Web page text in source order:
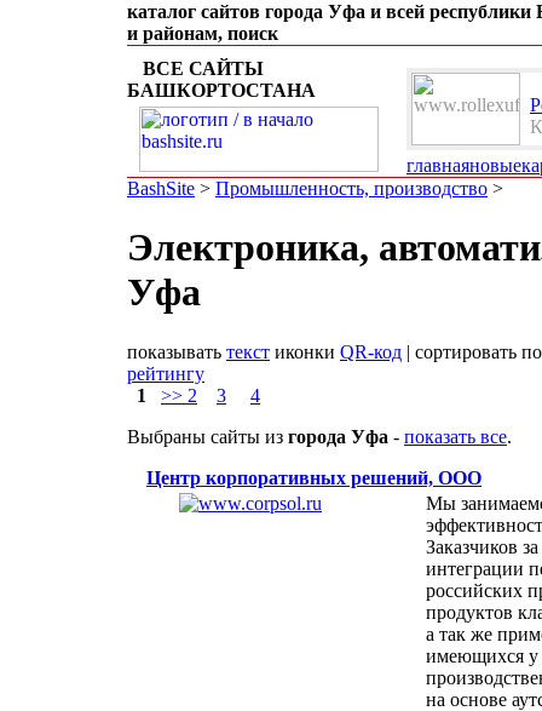
каталог сайтов города Уфа и всей
и районам, поиск
ВСЕ САЙТЫ
БАШКОРТОСТАНА
главнаяновые
BashSite > Промышленность, производство >
Электроника,
Уфа
показывать текст иконки QR-код | сортировать
рейтингу
1
>> 2 3
4
Выбраны сайты из города Уфа - показать все.
Центр корпоративных решений, ООО
Мы
Заказчиков
интеграции
российских
продуктов
а так же
имеющихся у
на основе